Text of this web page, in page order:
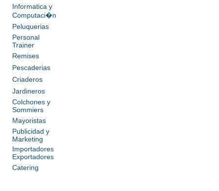
Informatica y
Computaci�n
Peluquerias
Personal
Trainer
Remises
Pescaderias
Criaderos
Jardineros
Colchones y
Sommiers
Mayoristas
Publicidad y
Marketing
Importadores
Exportadores
Catering